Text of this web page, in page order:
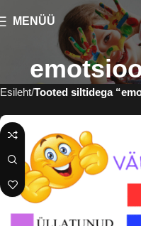
MENÜÜ
Esileht Tooted siltidega